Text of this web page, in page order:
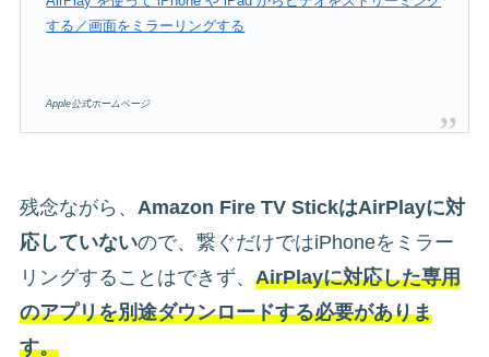
する／画面をミラーリングする
Apple公式ホームページ
残念ながら、 Amazon Fire TV StickはAirPlayに対
応していないので、繋ぐだけではiPhoneをミラー
リングすることはできず、 AirPlayに対応した専用
のアプリを別途ダウンロードする必要がありま
す。